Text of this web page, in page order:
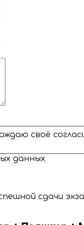
своё
данных
сдачи